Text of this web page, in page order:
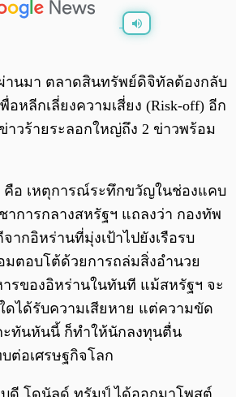
านมา ตลาดสินทรัพย์ดิจิทัลต้องกลับ
อหลีกเลี่ยงความเสี่ยง (Risk-off) อีก
าวร้ายระลอกใหญ่ถึง 2 ข่าวพร้อม
คือ เหตุการณ์ระทึกขวัญในช่องแคบ
การกลางสหรัฐฯ แถลงว่า กองทัพ
ากอิหร่านที่มุ่งเป้าไปยังเรือรบ
มตอบโต้ด้วยการถล่มสิ่งอำนวย
รของอิหร่านในทันที แม้สหรัฐฯ จะ
ดได้รับความเสียหาย แต่ความขัด
ะทันหันนี้ ก็ทำให้นักลงทุนตื่น
ต่อเศรษฐกิจโลก